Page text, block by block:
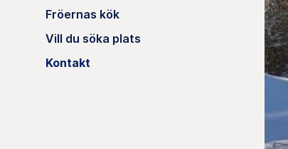
Fröernas kök
Vill du söka plats
Kontakt